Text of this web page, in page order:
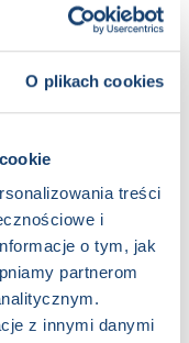
O plikach cookies
treści
i
o tym, jak
partnerom
z innymi danymi
pomoże dziecku
na kolejnych
Poziom
dziecka, tak by
spostrzegawczość,
ruchową, logiczne